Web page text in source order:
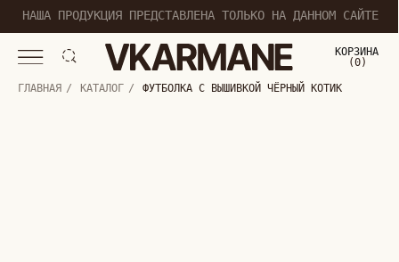
НАША ПРОДУКЦИЯ ПРЕДСТАВЛЕНА ТОЛЬКО НА ДАННОМ САЙТЕ
КОРЗИНА
(0)
0
ГЛАВНАЯ / КАТАЛОГ / ФУТБОЛКА С ВЫШИВКОЙ ЧЁРНЫЙ КОТИК